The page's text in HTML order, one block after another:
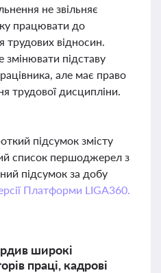
не звільняє
працювати до
трудових відносин.
підставу
але має право
трудової дисципліни.
підсумок змісту
список першоджерел з
підсумок за добу
Платформи LIGA360.
широкі
праці, кадрові